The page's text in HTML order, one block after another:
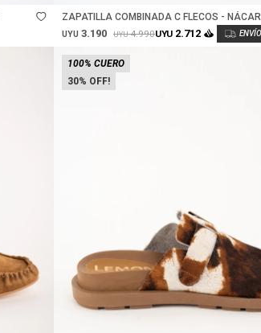
ZAPATILLA COMBINADA C FLECOS - NÁCAR
UYU 3.190 UYU4.990UYU 2.712
30
100% CUERO